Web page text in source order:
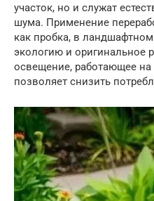
участок, но и служат
шума. Применение
как пробка, в
экологию и оригинальное
освещение, работающее на
позволяет снизить